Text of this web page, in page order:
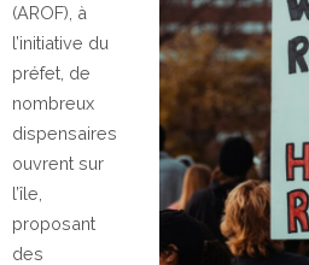
(AROF), à
l’initiative du
préfet, de
nombreux
dispensaires
ouvrent sur
l’île,
proposant
des